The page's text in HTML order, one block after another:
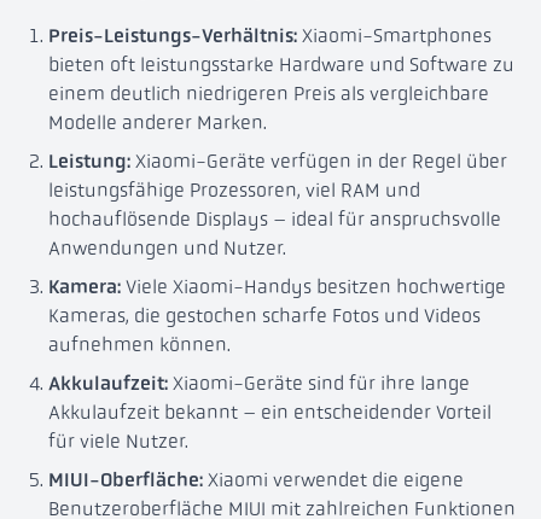
Preis-Leistungs-Verhältnis: Xiaomi-Smartphones
bieten oft leistungsstarke Hardware und Software zu
einem deutlich niedrigeren Preis als vergleichbare
Modelle anderer Marken.
Leistung: Xiaomi-Geräte verfügen in der Regel über
leistungsfähige Prozessoren, viel RAM und
hochauflösende Displays – ideal für anspruchsvolle
Anwendungen und Nutzer.
Kamera: Viele Xiaomi-Handys besitzen hochwertige
Kameras, die gestochen scharfe Fotos und Videos
aufnehmen können.
Akkulaufzeit: Xiaomi-Geräte sind für ihre lange
Akkulaufzeit bekannt – ein entscheidender Vorteil
für viele Nutzer.
MIUI-Oberfläche: Xiaomi verwendet die eigene
Benutzeroberfläche MIUI mit zahlreichen Funktionen